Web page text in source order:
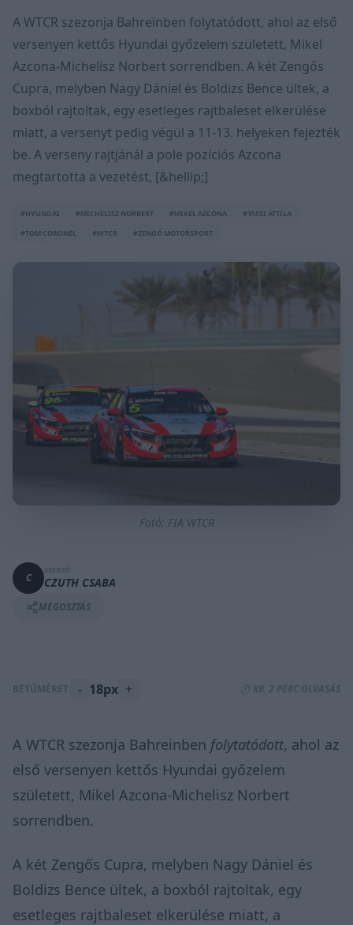
A WTCR szezonja Bahreinben folytatódott, ahol az első
versenyen kettős Hyundai győzelem született, Mikel
Azcona-Michelisz Norbert sorrendben. A két Zengős
Cupra, melyben Nagy Dániel és Boldizs Bence ültek, a
boxból rajtoltak, egy esetleges rajtbaleset elkerülése
miatt, a versenyt pedig végül a 11-13. helyeken fejezték
be. A verseny rajtjánál a pole pozíciós Azcona
megtartotta a vezetést, [&hellip;]
#HYUNDAI #MICHELISZ NORBERT #MIKEL AZCONA
#TASSI ATTILA
#TOM CORONEL
#WTCR #ZENGŐ MOTORSPORT
Fotó: FIA WTCR
C CZUTH CSABA
MEGOSZTÁS
BETŰMÉRET: - 18px + ⏱️ KB. 2 PERC OLVASÁS
A WTCR szezonja Bahreinben folytatódott, ahol az
első versenyen kettős Hyundai győzelem
született, Mikel Azcona-Michelisz Norbert
sorrendben.
A két Zengős Cupra, melyben Nagy Dániel és
Boldizs Bence ültek, a boxból rajtoltak, egy
esetleges rajtbaleset elkerülése miatt, a